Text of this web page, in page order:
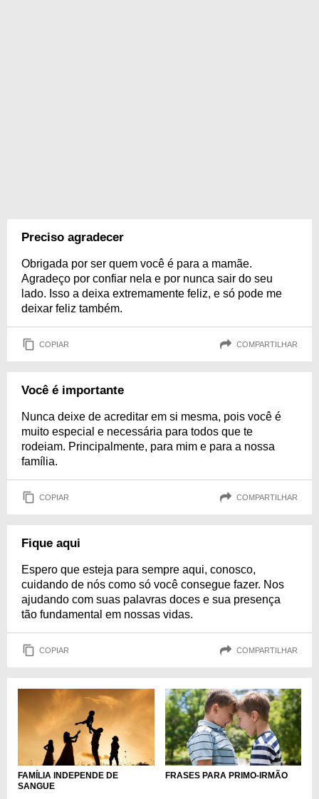
Preciso agradecer
Obrigada por ser quem você é para a mamãe.
Agradeço por confiar nela e por nunca sair do seu
lado. Isso a deixa extremamente feliz, e só pode me
deixar feliz também.
COPIAR COMPARTILHAR
Você é importante
Nunca deixe de acreditar em si mesma, pois você é
muito especial e necessária para todos que te
rodeiam. Principalmente, para mim e para a nossa
família.
COPIAR COMPARTILHAR
Fique aqui
Espero que esteja para sempre aqui, conosco,
cuidando de nós como só você consegue fazer. Nos
ajudando com suas palavras doces e sua presença
tão fundamental em nossas vidas.
COPIAR COMPARTILHAR
FAMÍLIA INDEPENDE DE
SANGUE
FRASES PARA PRIMO-IRMÃO